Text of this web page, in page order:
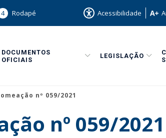
4 Rodapé Acessibilidade
DOCUMENTOS
OFICIAIS
LEGISLAÇÃO
nº 059/2021
nº 059/2021